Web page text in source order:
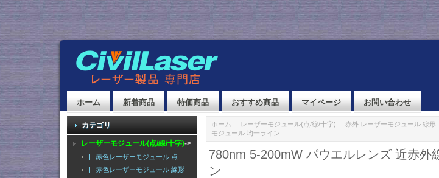
ホーム 新着商品 特価商品 おすすめ商品 マイページ お問い合わせ
カテゴリ
レーザーモジュール(点/線/十字)->
|_ 赤色レーザーモジュール 点
|_ 赤色レーザーモジュール 線形
ホーム :: レーザーモジュール(点/線/十字) :: 赤外 レーザーモジュール 線形
モジュール 均一ライン
780nm 5-200mW パウエルレンズ 近赤外
ン